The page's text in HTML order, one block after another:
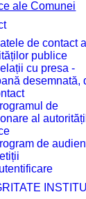
ale Comunei
de contact
publice
cu presa -
desemnată,
de
al
de